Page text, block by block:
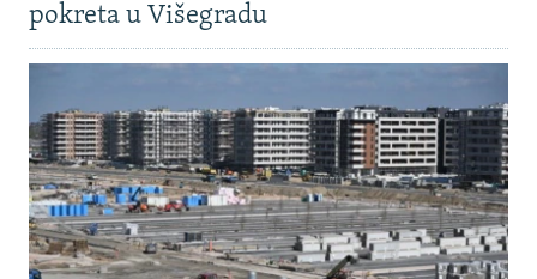
pokreta u Višegradu